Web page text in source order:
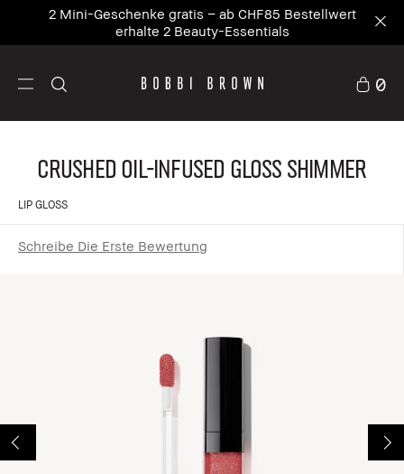
2 Mini-Geschenke gratis – ab CHF85 Bestellwert
erhalte 2 Beauty-Essentials
0
Crushed Oil-Infused Gloss Shimmer
LIP GLOSS
Schreibe Die Erste Bewertung